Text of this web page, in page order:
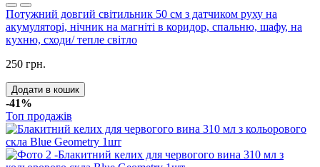
Потужний довгий світильник 50 см з датчиком руху на
акумуляторі, нічник на магніті в коридор, спальню, шафу, на
кухню, сходи/ тепле світло
250 грн.
Додати в кошик
-41%
Топ продажів